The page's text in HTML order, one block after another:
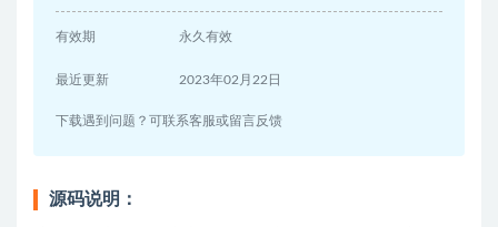
有效期 永久有效
最近更新 2023年02月22日
下载遇到问题？可联系客服或留言反馈
源码说明：